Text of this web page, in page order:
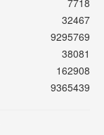
7718
32467
9295769
38081
162908
9365439